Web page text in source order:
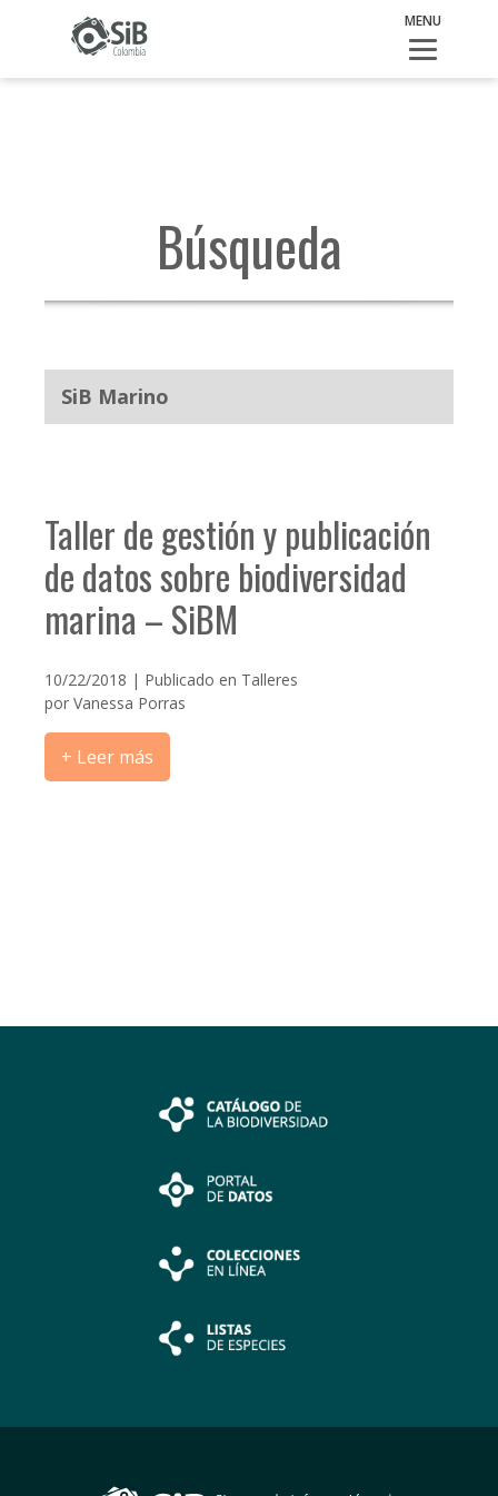
Búsqueda
SiB Marino
Taller de gestión y publicación
de datos sobre biodiversidad
marina – SiBM
10/22/2018 | Publicado en Talleres
por Vanessa Porras
+ Leer más
MENU